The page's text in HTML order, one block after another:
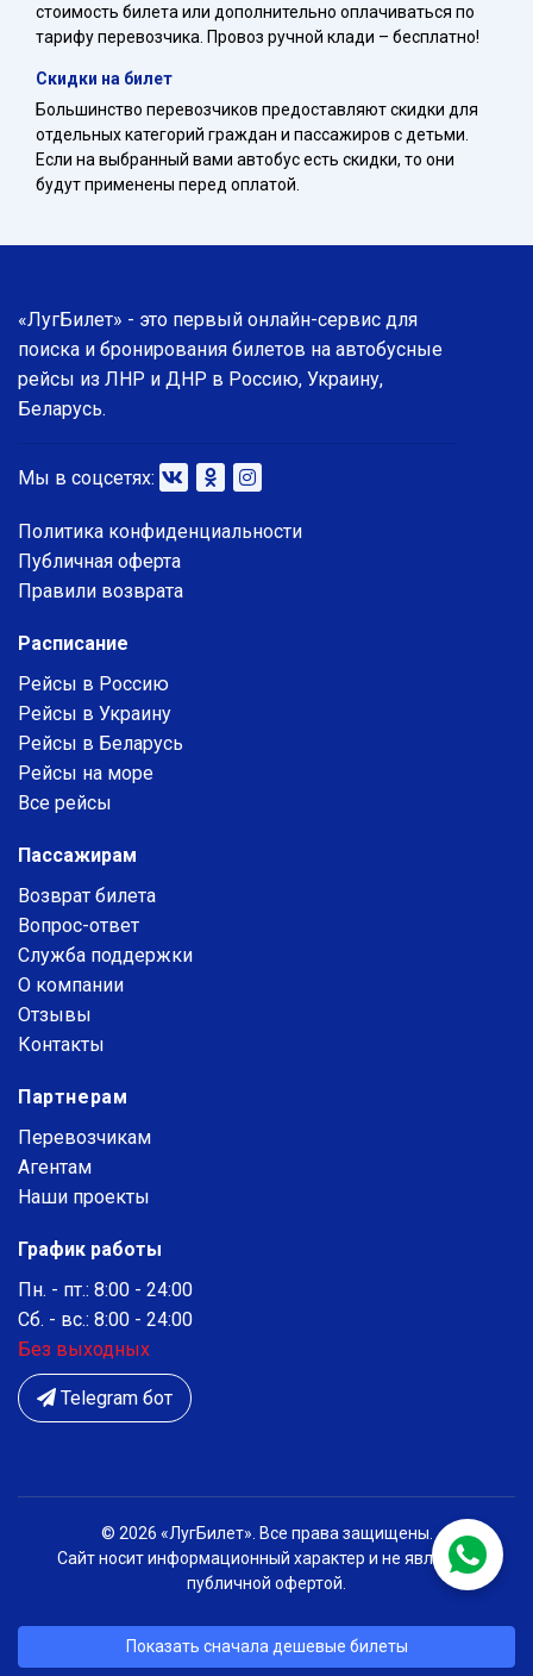
стоимость билета или дополнительно оплачиваться по
тарифу перевозчика. Провоз ручной клади – бесплатно!
Скидки на билет
Большинство перевозчиков предоставляют скидки для
отдельных категорий граждан и пассажиров с детьми.
Если на выбранный вами автобус есть скидки, то они
будут применены перед оплатой.
«ЛугБилет» - это первый онлайн-сервис для
поиска и бронирования билетов на автобусные
рейсы из ЛНР и ДНР в Россию, Украину,
Беларусь.
Мы в соцсетях:
Политика конфиденциальности
Публичная оферта
Правили возврата
Расписание
Рейсы в Россию
Рейсы в Украину
Рейсы в Беларусь
Рейсы на море
Все рейсы
Пассажирам
Возврат билета
Вопрос-ответ
Служба поддержки
О компании
Отзывы
Контакты
Партнерам
Перевозчикам
Агентам
Наши проекты
График работы
Пн. - пт.: 8:00 - 24:00
Сб. - вс.: 8:00 - 24:00
Без выходных
Telegram бот
© 2026 «ЛугБилет». Все права защищены.
Сайт носит информационный характер и не является
публичной офертой.
Показать сначала дешевые билеты